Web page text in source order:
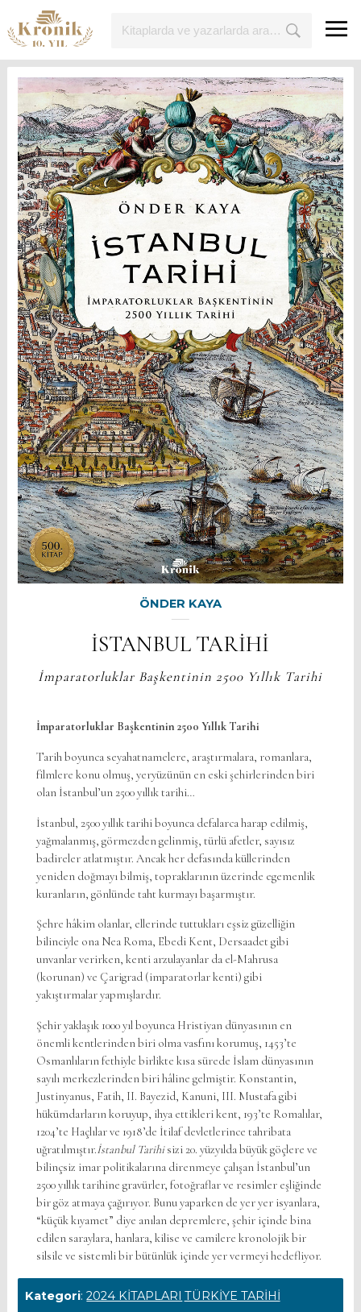
ÖNDER KAYA
İSTANBUL TARİHİ
İmparatorluklar Başkentinin 2500 Yıllık Tarihi
İmparatorluklar Başkentinin 2500 Yıllık Tarihi
Tarih boyunca seyahatnamelere, araştırmalara, romanlara,
filmlere konu olmuş, yeryüzünün en eski şehirlerinden biri
olan İstanbul’un 2500 yıllık tarihi…
İstanbul, 2500 yıllık tarihi boyunca defalarca harap edilmiş,
yağmalanmış, görmezden gelinmiş, türlü afetler, sayısız
badireler atlatmıştır. Ancak her defasında küllerinden
yeniden doğmayı bilmiş, topraklarının üzerinde egemenlik
kuranların, gönlünde taht kurmayı başarmıştır.
Şehre hâkim olanlar, ellerinde tuttukları eşsiz güzelliğin
bilinciyle ona Nea Roma, Ebedi Kent, Dersaadet gibi
unvanlar verirken, kenti arzulayanlar da el-Mahrusa
(korunan) ve Çarigrad (imparatorlar kenti) gibi
yakıştırmalar yapmışlardır.
Şehir yaklaşık 1000 yıl boyunca Hristiyan dünyasının en
önemli kentlerinden biri olma vasfını korumuş, 1453’te
Osmanlıların fethiyle birlikte kısa sürede İslam dünyasının
sayılı merkezlerinden biri hâline gelmiştir. Konstantin,
Justinyanus, Fatih, II. Bayezid, Kanuni, III. Mustafa gibi
hükümdarların koruyup, ihya ettikleri kent, 193’te Romalılar,
1204’te Haçlılar ve 1918’de İtilaf devletlerince tahribata
uğratılmıştır.İstanbul Tarihisizi 20. yüzyılda büyük göçlere ve
bilinçsiz imar politikalarına direnmeye çalışan İstanbul’un
2500 yıllık tarihine gravürler, fotoğraflar ve resimler eşliğinde
bir göz atmaya çağırıyor. Bunu yaparken de yer yer isyanlara,
“küçük kıyamet” diye anılan depremlere, şehir içinde bina
edilen saraylara, hanlara, kilise ve camilere kronolojik bir
silsile ve sistemli bir bütünlük içinde yer vermeyi hedefliyor.
Kategori:2024 KİTAPLARI TÜRKİYE TARİHİ